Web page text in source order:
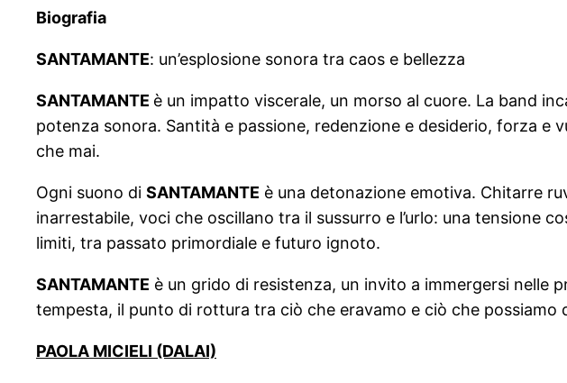
Biografia
SANTAMANTE: un’esplosione sonora tra caos e bellezza
SANTAMANTE è un impatto viscerale, un morso al cuore. La band
potenza sonora. Santità e passione, redenzione e desiderio, forza
che mai.
Ogni suono di SANTAMANTE è una detonazione emotiva. Chitarre
inarrestabile, voci che oscillano tra il sussurro e l’urlo: una tensione
limiti, tra passato primordiale e futuro ignoto.
SANTAMANTE è un grido di resistenza, un invito a immergersi nelle
tempesta, il punto di rottura tra ciò che eravamo e ciò che possiamo
PAOLA MICIELI (DALAI)